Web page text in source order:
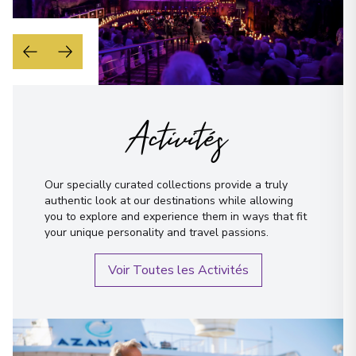
02/06/2027 18:00
Voir plus de détails et informations
Whittier
03/06/2027 06:00
03/06/2027 18:00
Voir plus de détails et informations
20 Valdez, Alaska
United States
04/06/2027 14:00
Cruising by Hubbard Glacier,
Alaska
Activités
Our specially curated collections provide a truly
authentic look at our destinations while allowing
you to explore and experience them in ways that fit
your unique personality and travel passions.
Voir Toutes les Activités